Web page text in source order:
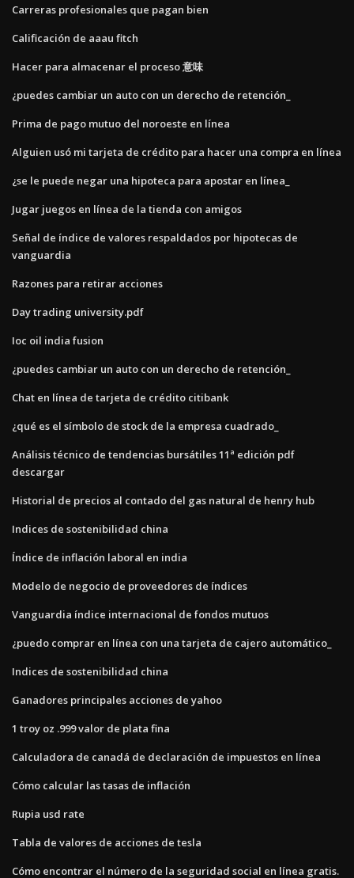
Carreras profesionales que pagan bien
Calificación de aaau fitch
Hacer para almacenar el proceso 意味
¿puedes cambiar un auto con un derecho de retención_
Prima de pago mutuo del noroeste en línea
Alguien usó mi tarjeta de crédito para hacer una compra en línea
¿se le puede negar una hipoteca para apostar en línea_
Jugar juegos en línea de la tienda con amigos
Señal de índice de valores respaldados por hipotecas de
vanguardia
Razones para retirar acciones
Day trading university.pdf
Ioc oil india fusion
¿puedes cambiar un auto con un derecho de retención_
Chat en línea de tarjeta de crédito citibank
¿qué es el símbolo de stock de la empresa cuadrado_
Análisis técnico de tendencias bursátiles 11ª edición pdf
descargar
Historial de precios al contado del gas natural de henry hub
Indices de sostenibilidad china
Índice de inflación laboral en india
Modelo de negocio de proveedores de índices
Vanguardia índice internacional de fondos mutuos
¿puedo comprar en línea con una tarjeta de cajero automático_
Indices de sostenibilidad china
Ganadores principales acciones de yahoo
1 troy oz .999 valor de plata fina
Calculadora de canadá de declaración de impuestos en línea
Cómo calcular las tasas de inflación
Rupia usd rate
Tabla de valores de acciones de tesla
Cómo encontrar el número de la seguridad social en línea gratis.